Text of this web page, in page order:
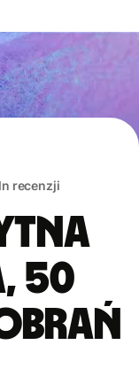
recenzji
50